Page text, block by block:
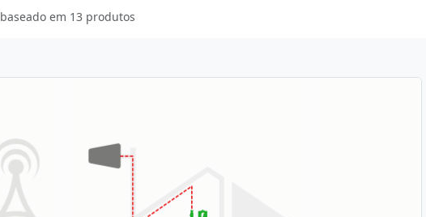
baseado em 13 produtos